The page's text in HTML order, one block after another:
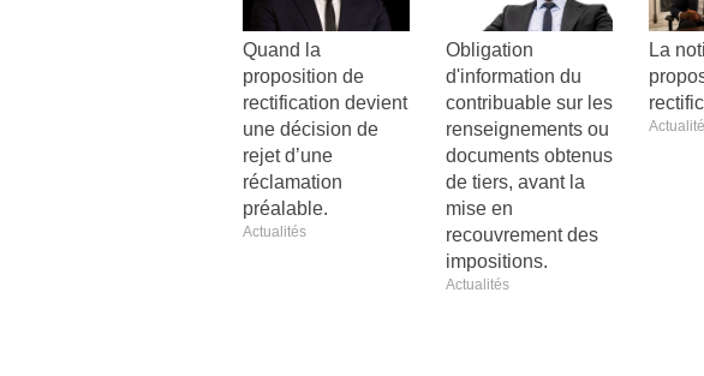
Quand la
proposition de
rectification devient
une décision de
rejet d’une
réclamation
préalable.
Actualités
Obligation
d'information du
contribuable sur les
renseignements ou
documents obtenus
de tiers, avant la
mise en
recouvrement des
impositions.
Actualités
La